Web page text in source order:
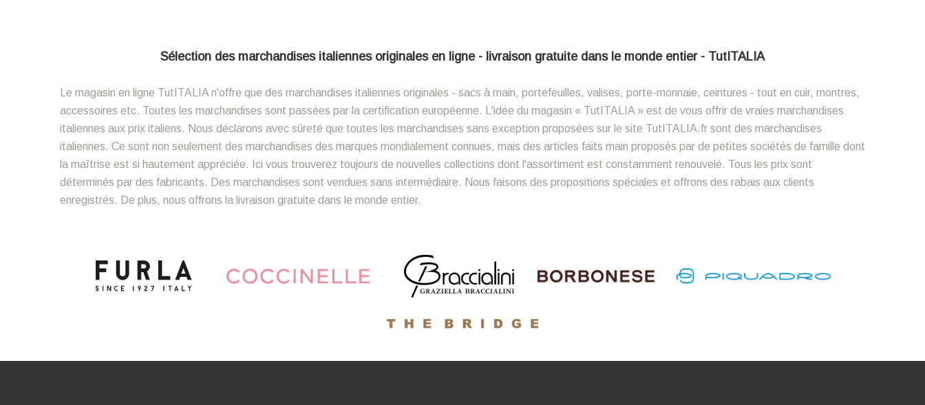
Sélection des marchandises italiennes originales en ligne - livraison gratuite dans le monde entier - TutITALIA
Le magasin en ligne TutITALIA n'offre que des marchandises italiennes originales - sacs à main, portefeuilles, valises, porte-monnaie, ceintures - tout en cuir, montres,
accessoires etc. Toutes les marchandises sont passées par la certification européenne. L'idée du magasin « TutITALIA » est de vous offrir de vraies marchandises
italiennes aux prix italiens. Nous déclarons avec sûreté que toutes les marchandises sans exception proposées sur le site TutITALIA.fr sont des marchandises
italiennes. Ce sont non seulement des marchandises des marques mondialement connues, mais des articles faits main proposés par de petites sociétés de famille dont
la maîtrise est si hautement appréciée. Ici vous trouverez toujours de nouvelles collections dont l'assortiment est constamment renouvelé. Tous les prix sont
déterminés par des fabricants. Des marchandises sont vendues sans intermédiaire. Nous faisons des propositions spéciales et offrons des rabais aux clients
enregistrés. De plus, nous offrons la livraison gratuite dans le monde entier.